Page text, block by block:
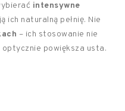
intensywne
ich naturalną pełnię. Nie
– ich stosowanie nie
powiększa usta.